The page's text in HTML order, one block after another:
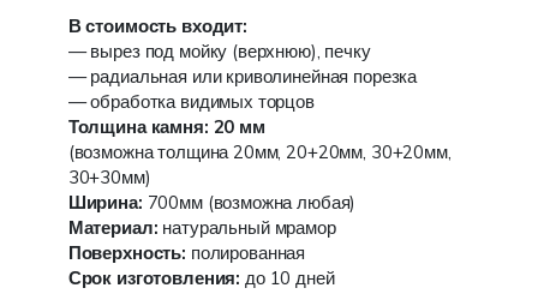
В стоимость входит:
— вырез под мойку (верхнюю), печку
— радиальная или криволинейная порезка
— обработка видимых торцов
Толщина камня: 20 мм
(возможна толщина 20мм, 20+20мм, 30+20мм,
30+30мм)
Ширина: 700мм (возможна любая)
Материал: натуральный мрамор
Поверхность: полированная
Срок изготовления: до 10 дней